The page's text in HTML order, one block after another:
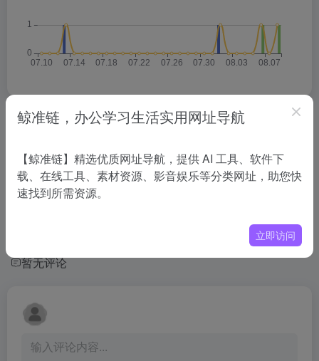
相关导航
没有相关内容!
暂无评论
鲸准链，办公学习生活实用网址导航
【鲸准链】精选优质网址导航，提供 AI 工具、软件下
载、在线工具、素材资源、影音娱乐等分类网址，助您快
速找到所需资源。
立即访问